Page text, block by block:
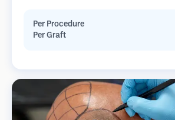
im Vergleich zu Streifenentnahmemethoden.
Per Procedure
Per Graft